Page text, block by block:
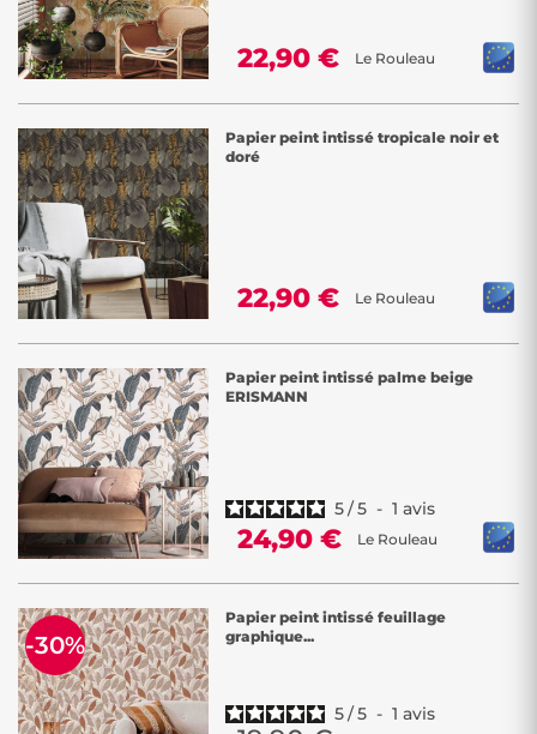
22,90 € Le Rouleau
Papier peint intissé tropicale noir et
doré
22,90 € Le Rouleau
Papier peint intissé palme beige
ERISMANN
5/5 - 1 avis
24,90 € Le Rouleau
Papier peint intissé feuillage
graphique...
5/5 - 1 avis
-30%